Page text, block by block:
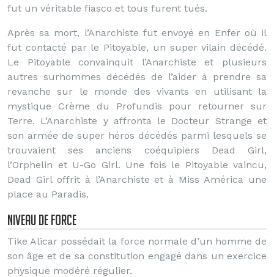
fut un véritable fiasco et tous furent tués.
Après sa mort, l’Anarchiste fut envoyé en Enfer où il
fut contacté par le Pitoyable, un super vilain décédé.
Le Pitoyable convainquit l’Anarchiste et plusieurs
autres surhommes décédés de l’aider à prendre sa
revanche sur le monde des vivants en utilisant la
mystique Crème du Profundis pour retourner sur
Terre. L’Anarchiste y affronta le Docteur Strange et
son armée de super héros décédés parmi lesquels se
trouvaient ses anciens coéquipiers Dead Girl,
l’Orphelin et U-Go Girl. Une fois le Pitoyable vaincu,
Dead Girl offrit à l’Anarchiste et à Miss América une
place au Paradis.
Niveau de force
Tike Alicar possédait la force normale d’un homme de
son âge et de sa constitution engagé dans un exercice
physique modéré régulier.